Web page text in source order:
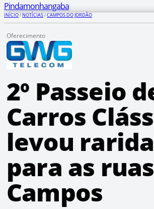
Pindamonhangaba
INÍCIO/NOTÍCIAS/CAMPOS DO JORDÃO
Oferecimento
2º Passeio
Carros
levou
para as
Campos